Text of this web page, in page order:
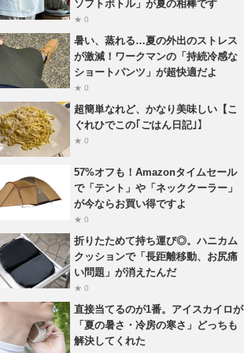
ソフトボトル」が夏の相棒です
★ 0
暑い、蒸れる…夏の外出のストレス
が激減！ワークマンの「持続冷感な
ショートパンツ」が超快適だよ
★ 0
超簡単なれど、かなり美味しい【こ
ぐれひでこの｢ごはん日記｣】
★ 0
57%オフも！Amazonタイムセール
で「テント」や「ネッククーラー」
が今ならお買い得ですよ
★ 0
折りたためて持ち運び◎。ハニカム
クッションで「長距離移動、お尻痛
い問題」が消えたんだ
★ 0
直接当てるのが1番。アイスカイロが
「夏の暑さ・冷房の寒さ」どっちも
解決してくれた